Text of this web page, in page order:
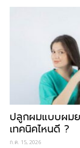
ปลูกผมแบบผมย
เทคนิคไหนดี ?
ก.ค. 15, 2026